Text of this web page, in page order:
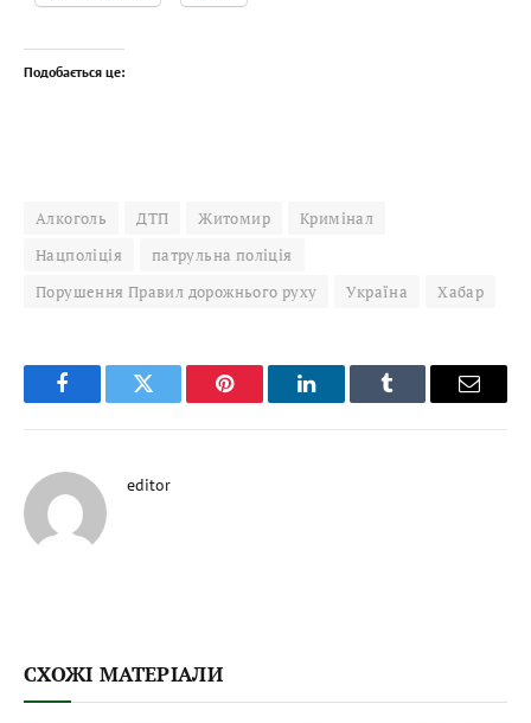
Подобається це:
Алкоголь ДТП Житомир
Кримінал
Нацполіція
патрульна поліція
Порушення Правил дорожнього руху
Україна Хабар
FacebookTwitter Pinterest LinkedInTumblr Email
editor
СХОЖІ МАТЕРІАЛИ